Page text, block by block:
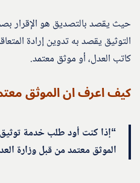
حيث يقصد بالتصديق هو الإقرار
التوثيق يقصد به تدوين إرادة
كاتب العدل، أو موثق معتمد.
كيف اعرف ان الموثق
“إذا كنت أود طلب خدمة
الموثق معتمد من قبل وزارة